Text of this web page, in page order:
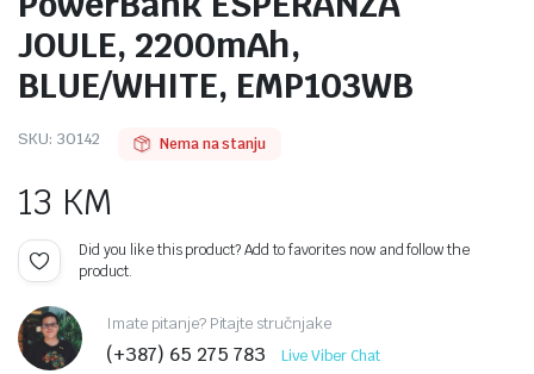
JOULE, 2200mAh,
BLUE/WHITE, EMP103WB
SKU: 30142 Nema na stanju
13 KM
Did you like this product? Add to favorites now and follow the
product.
Imate pitanje? Pitajte stručnjake
(+387) 65 275 783 Live Viber Chat